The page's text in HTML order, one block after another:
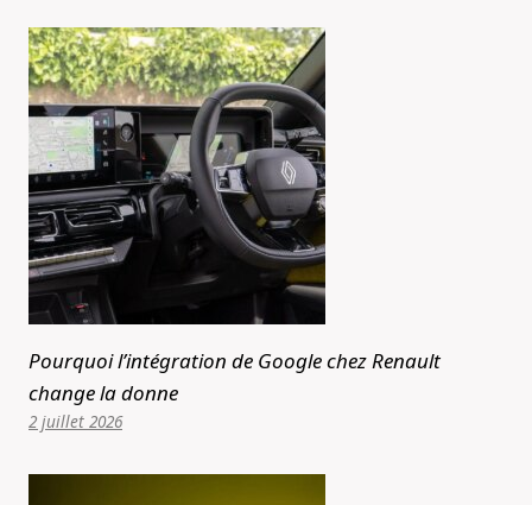
Pourquoi l’intégration de Google chez Renault
change la donne
2 juillet 2026